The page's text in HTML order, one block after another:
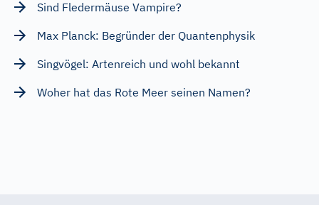
Sind Fledermäuse Vampire?
Max Planck: Begründer der Quantenphysik
Singvögel: Artenreich und wohl bekannt
Woher hat das Rote Meer seinen Namen?